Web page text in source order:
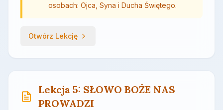
osobach: Ojca, Syna i Ducha Świętego.
Otwórz Lekcję
Lekcja 5: SŁOWO BOŻE NAS
PROWADZI